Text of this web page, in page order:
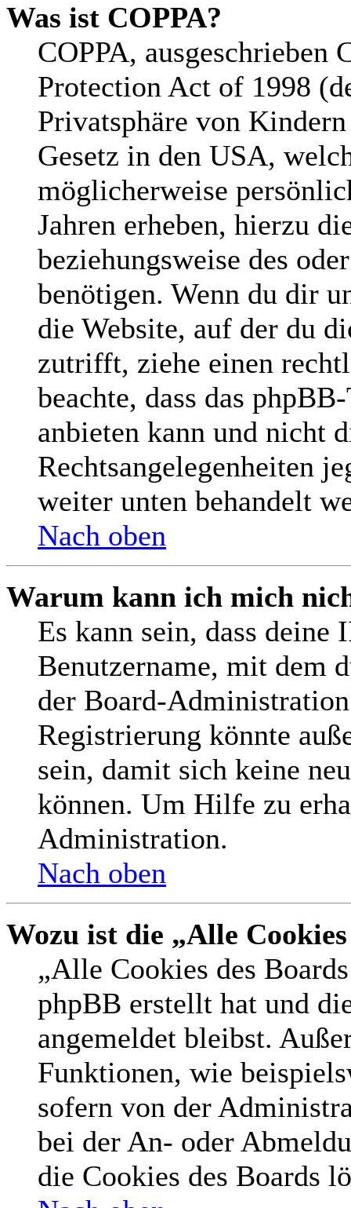
Was ist COPPA?
COPPA,
Protection Act of 1998
Privatsphäre von
Gesetz in den USA,
möglicherweise
Jahren erheben, hierzu
beziehungsweise des
benötigen. Wenn du dir
die Website, auf der du
zutrifft, ziehe einen
beachte, dass das
anbieten kann und nicht
Rechtsangelegenheiten
weiter unten behandelt
Nach oben
Warum kann ich mich
Es kann sein, dass deine
Benutzername, mit dem
der Board-
Registrierung könnte
sein, damit sich keine
können. Um Hilfe zu
Administration.
Nach oben
Wozu ist die „Alle
„Alle Cookies des
phpBB erstellt hat und
angemeldet bleibst.
Funktionen, wie
sofern von der
bei der An- oder
die Cookies des Boards